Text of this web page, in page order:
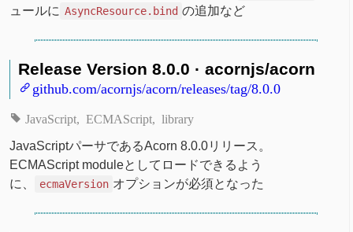
ュールに AsyncResource.bind の追加など
Release Version 8.0.0 · acornjs/acorn
github.com/acornjs/acorn/releases/tag/8.0.0
JavaScript ECMAScript library
JavaScriptパーサであるAcorn 8.0.0リリース。
ECMAScript moduleとしてロードできるよう
に、
ecmaVersion オプションが必須となった